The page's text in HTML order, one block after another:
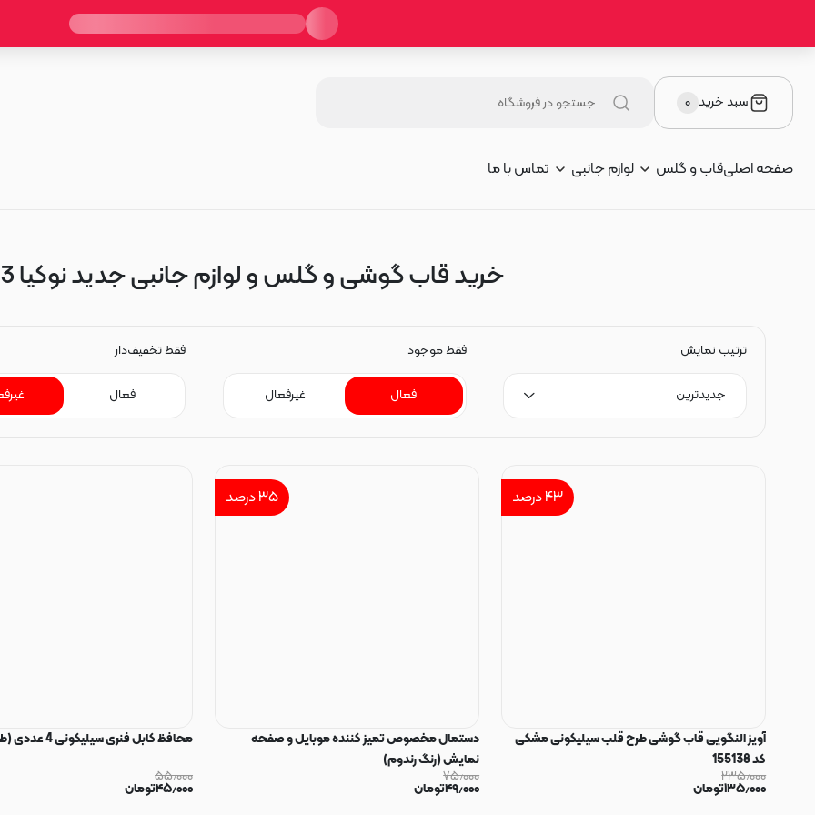
سبد خرید ۰
صفحه اصلیقاب و گلس لوازم جانبی تماس با ما
خرید قاب گوشی و گلس و لوازم جانبی جدید نوکیا Nokia 2.3
ترتیب نمایش
جدیدترین
فقط موجود
فعال غیرفعال
فقط تخفیف‌دار
فعال
۴۳درصد
آویز النگویی قاب گوشی طرح قلب سیلیکونی مشکی
کد 155138
۲۳۵٫۰۰۰
۱۳۵٫۰۰۰تومان
۳۵درصد
دستمال مخصوص تمیز کننده موبایل و صفحه
نمایش (رنگ رندوم)
۷۵٫۰۰۰
۴۹٫۰۰۰تومان
محافظ کابل فنری سیلیکونی 4 عددی (طرح رندوم)
۵۵٫۰۰۰
۴۵٫۰۰۰تومان